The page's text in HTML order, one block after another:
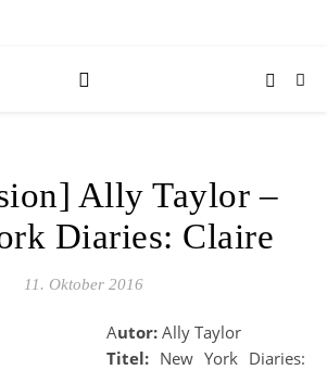
Ally Taylor –
Diaries: Claire
11. Oktober 2016
Autor: Ally Taylor
Titel: New York Diaries: